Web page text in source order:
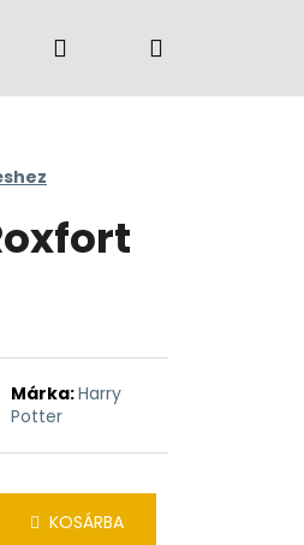
Bejelentkezés
Márka:Harry
Potter
KOSÁRBA